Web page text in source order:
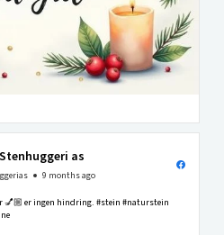
as
9 months ago
💅🏼 er ingen hindring. #stein #naturstein